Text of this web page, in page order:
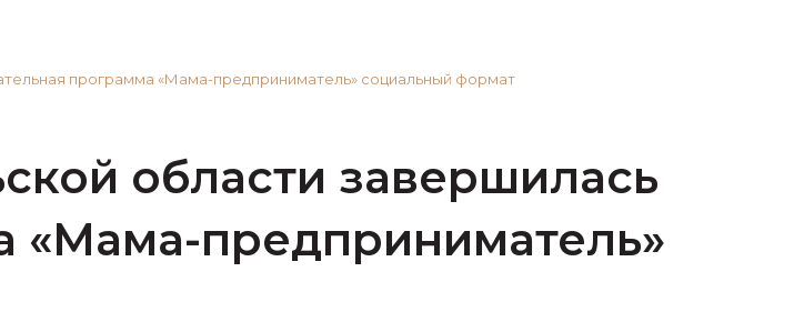
программа «Мама-предприниматель» социальный формат
области завершилась
«Мама-предприниматель»